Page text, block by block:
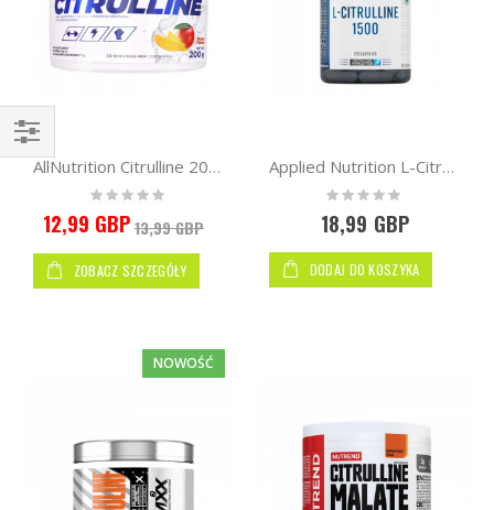
AllNutrition Citrulline 200g
Rating:
0%
12,99 GBP13,99 GBP
ZOBACZ SZCZEGÓŁY
Applied Nutrition L-Citrulline 1500 120 vcaps
Rating:
0%
18,99 GBP
DODAJ DO KOSZYKA
NOWOŚĆ
Kupuj